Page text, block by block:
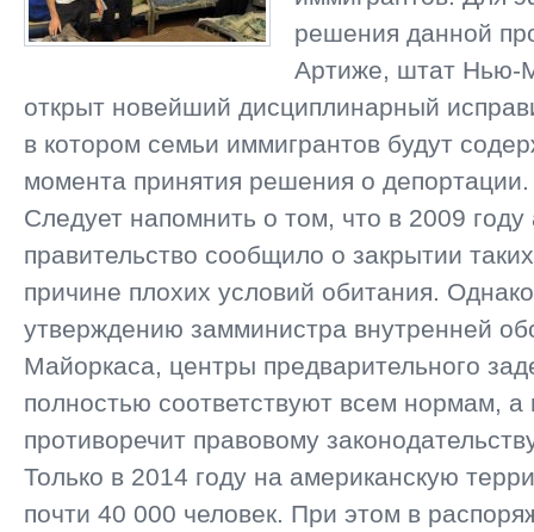
решения данной
Артиже, штат Нью-
открыт новейший дисциплинарный
в котором семьи иммигрантов будут
момента принятия решения о депортации.
Следует напомнить о том, что в 2009 году
правительство сообщило о закрытии
причине плохих условий обитания.
утверждению замминистра внутренней
Майоркаса, центры предварительного
полностью соответствуют всем нормам, а
противоречит правовому
Только в 2014 году на американскую
почти 40 000 человек. При этом в